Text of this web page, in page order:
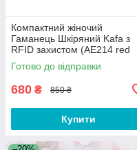
Компактний жіночий
Гаманець Шкіряний Kafa з
RFID захистом (AE214 red
mat)
Готово до відправки
680 ₴ 850 ₴
Купити